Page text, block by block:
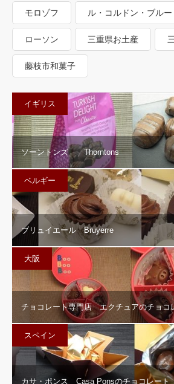
モロゾフ ル・コルドン・ブルー
ローソン 三重県お土産
藤枝市和菓子
イギリス
ソーントンズ Thorntons
ベルギー
ブリュイエール Bruyerre
大阪
チョコレート専門店 エクチュアのチョコ
スペイン
カサ・ポンス Casa Ponsのチョコレート